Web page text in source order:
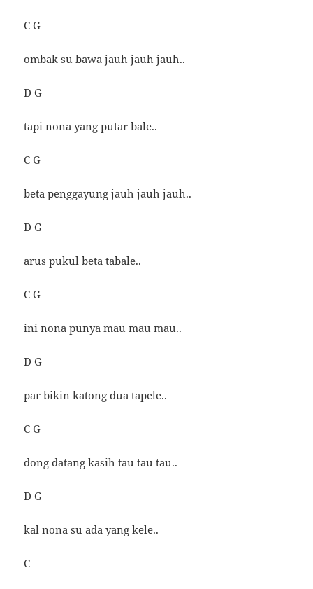
C G
ombak su bawa jauh jauh jauh..
D G
tapi nona yang putar bale..
C G
beta penggayung jauh jauh jauh..
D G
arus pukul beta tabale..
C G
ini nona punya mau mau mau..
D G
par bikin katong dua tapele..
C G
dong datang kasih tau tau tau..
D G
kal nona su ada yang kele..
C